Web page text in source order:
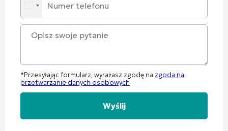
*Przesyłając formularz, wyrażasz zgodę na zgoda na
przetwarzanie danych osobowych